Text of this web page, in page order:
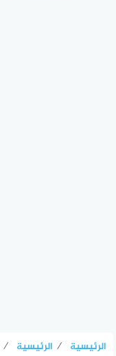
الرئيسية ⁄ الرئيسية ⁄